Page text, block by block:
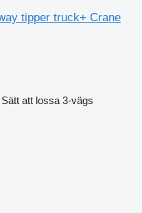
tipper truck+ Crane
Sätt att lossa 3-vägs